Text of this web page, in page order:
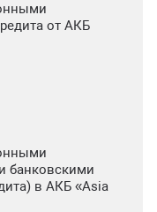
от АКБ
банковскими
в АКБ «Asia